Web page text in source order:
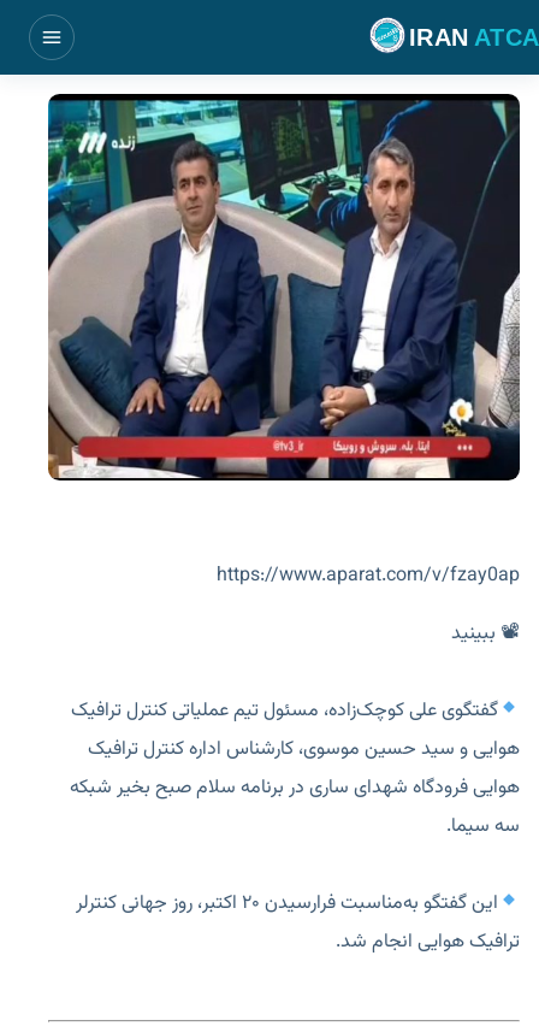
رفتن به محتوای اصلی
IRAN ATCA بازکردن منو
https://www.aparat.com/v/fzay0ap
📽 ببينيد
گفتگوی علی کوچک‌زاده، مسئول تیم عملیاتی کنترل ترافیک
هوایی و سید حسین موسوی، کارشناس اداره کنترل ترافیک
هوایی فرودگاه شهدای ساری در برنامه سلام صبح بخیر شبکه
سه سیما.
این گفتگو به‌مناسبت فرارسیدن ۲۰ اکتبر، روز جهانی کنترلر
ترافیک هوایی انجام شد.